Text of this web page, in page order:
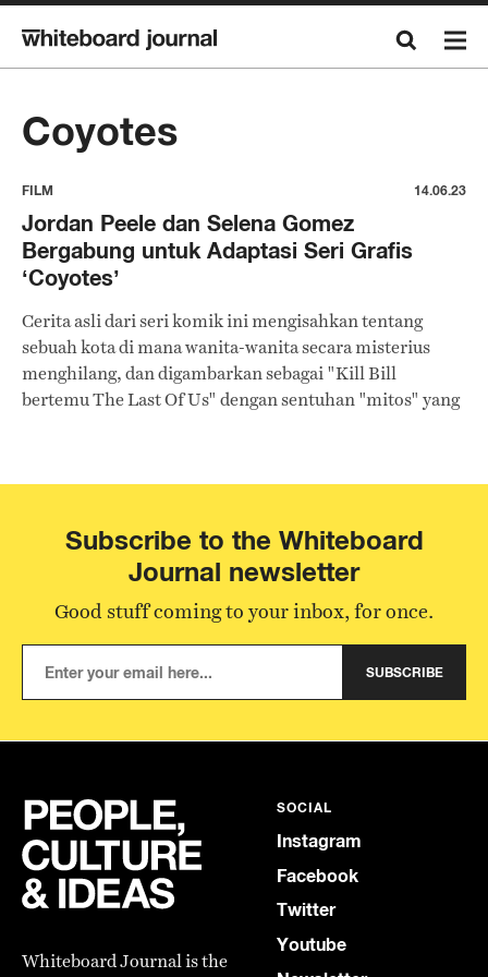
Coyotes
FILM 14.06.23
Jordan Peele dan Selena Gomez
Bergabung untuk Adaptasi Seri Grafis
‘Coyotes’
Cerita asli dari seri komik ini mengisahkan tentang
sebuah kota di mana wanita-wanita secara misterius
menghilang, dan digambarkan sebagai "Kill Bill
bertemu The Last Of Us" dengan sentuhan "mitos" yang
Subscribe to the Whiteboard
Journal newsletter
Good stuff coming to your inbox, for once.
SUBSCRIBE
Whiteboard Journal is the
SOCIAL
Instagram
Facebook
Twitter
Youtube